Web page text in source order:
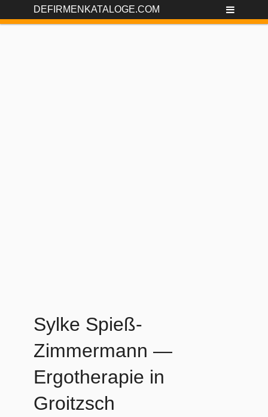
DEFIRMENKATALOGE.COM
Sylke Spieß-
Zimmermann —
Ergotherapie in
Groitzsch